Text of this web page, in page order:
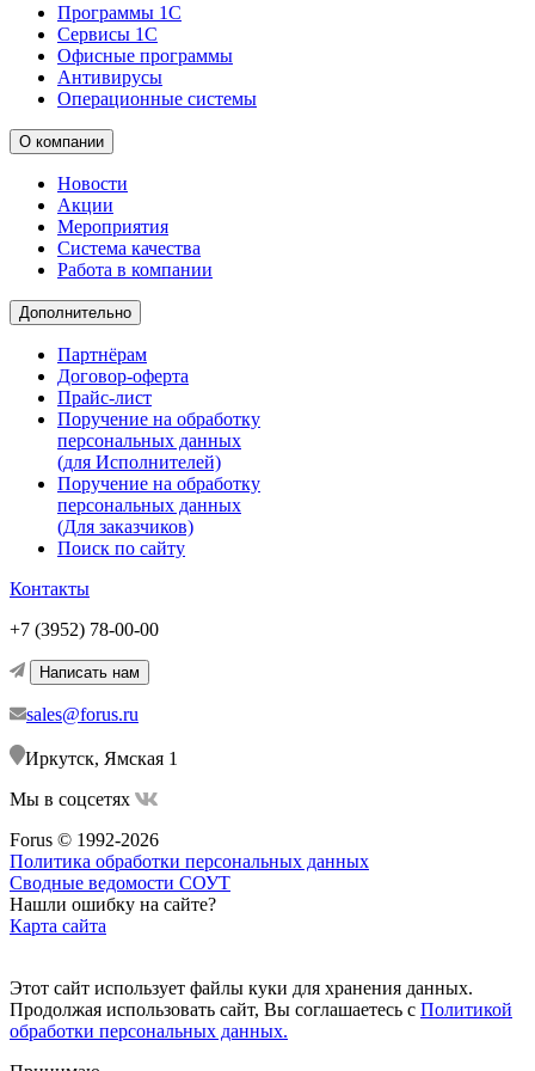
Программы 1С
Сервисы 1С
Офисные программы
Антивирусы
Операционные системы
О компании
Новости
Акции
Мероприятия
Система качества
Работа в компании
Дополнительно
Партнёрам
Договор-оферта
Прайс-лист
Поручение на обработку
персональных данных
(для Исполнителей)
Поручение на обработку
персональных данных
(Для заказчиков)
Поиск по сайту
Контакты
+7 (3952) 78-00-00
Написать нам
sales@forus.ru
Иркутск, Ямская 1
Мы в соцсетях
Forus © 1992-2026
Политика обработки персональных данных
Сводные ведомости СОУТ
Нашли ошибку на сайте?
Карта сайта
Этот сайт использует файлы куки для хранения данных.
Продолжая использовать сайт, Вы соглашаетесь с Политикой
обработки персональных данных.